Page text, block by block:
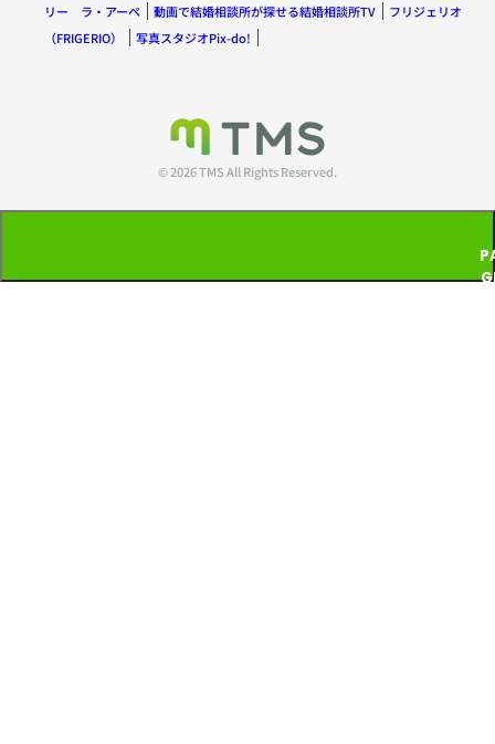
リー ラ・アーペ
動画で結婚相談所が探せる結婚相談所TV
フリジェリオ
（FRIGERIO）
写真スタジオPix-do!
© 2026 TMS All Rights Reserved.